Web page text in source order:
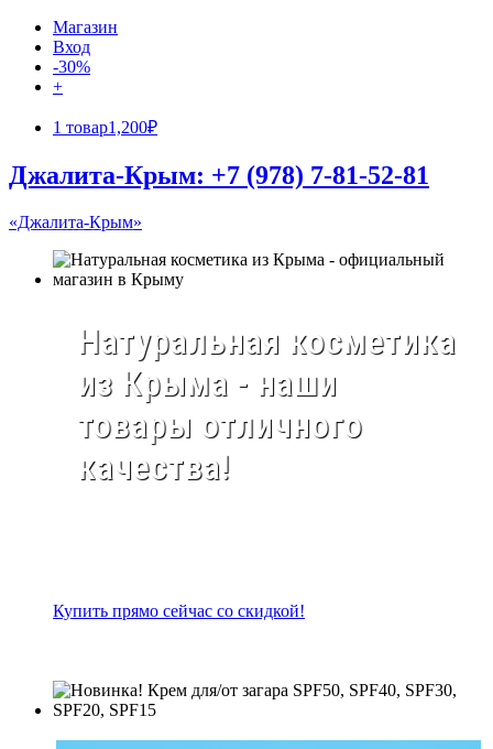
Магазин
Вход
-30%
+
1 товар1,200₽
Джалита-Крым: +7 (978) 7-81-52-81
«Джалита-Крым»
Натуральная косметика
из Крыма - наши
товары отличного
качества!
Купить прямо сейчас со скидкой!